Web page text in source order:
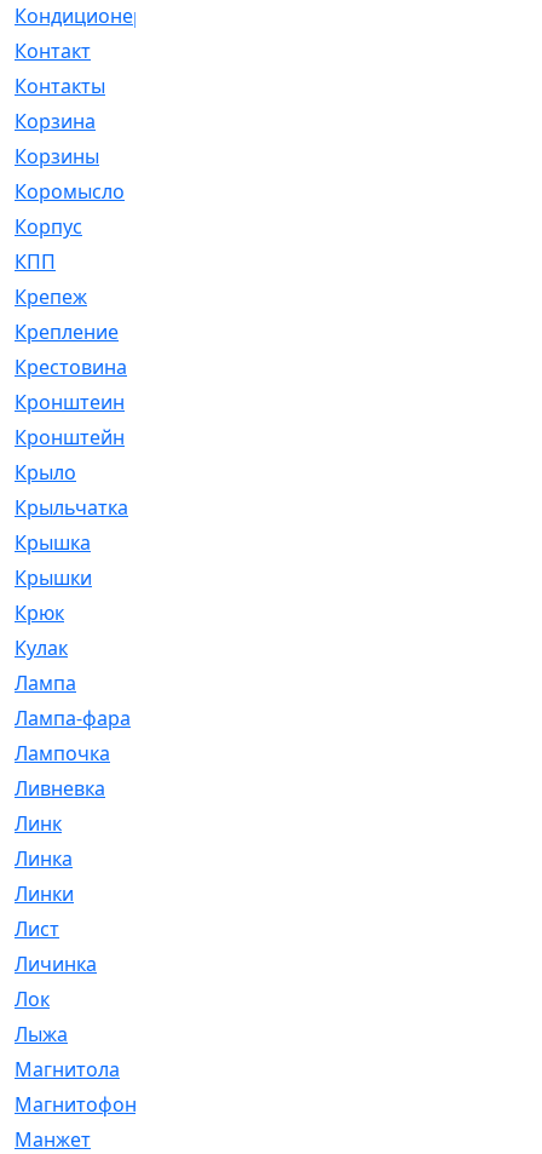
Кондиционер
Контакт
Контакты
Корзина
Корзины
Коромысло
Корпус
КПП
Крепеж
Крепление
Крестовина
Кронштеин
Кронштейн
Крыло
Крыльчатка
Крышка
Крышки
Крюк
Кулак
Лампа
Лампа-фара
Лампочка
Ливневка
Линк
Линка
Линки
Лист
Личинка
Лок
Лыжа
Магнитола
Магнитофон
Манжет